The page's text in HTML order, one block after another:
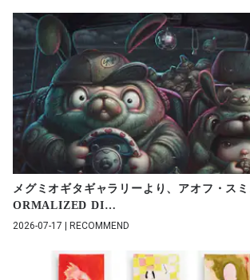
メグミオギタギャラリーより、アオフ・ス
ORMALIZED DI…
2026-07-17 | RECOMMEND